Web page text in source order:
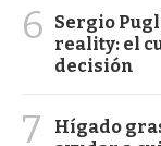
6
Sergio
reality: el
decisión
7
Hígado